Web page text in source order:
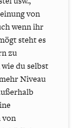
von
wenn ihr
steht es
zu
du selbst
Niveau
von